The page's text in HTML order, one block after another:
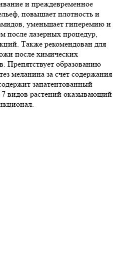
и преждевременное
повышает плотность и
уменьшает гиперемию и
после лазерных процедур,
Также рекомендован для
после химических
Препятствует образованию
меланина за счет содержания
запатентованный
видов растений оказывающий